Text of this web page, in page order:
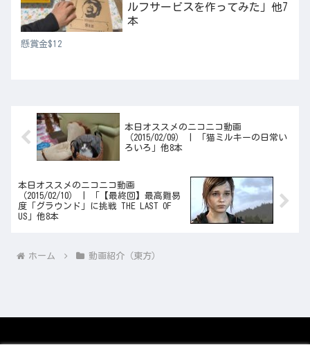
ルフサービスを作ってみた」他7
本
懸賞金$12
本日オススメのニコニコ動画
（2015/02/09） | 「猫ミルキーの日常い
ろいろ」他8本
本日オススメのニコニコ動画
（2015/02/10） | 「【最終回】最高難易
度「グラウンド」に挑戦 THE LAST OF
US」他8本
ホーム 動画紹介（東方）